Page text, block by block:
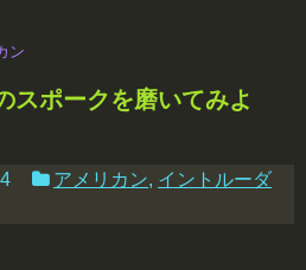
ン
スポークを磨いてみよ
アメリカン, イントルーダ